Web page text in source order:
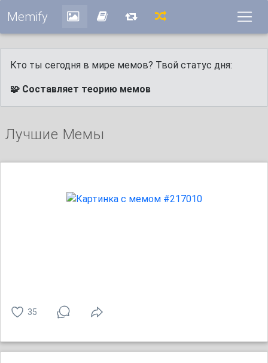
Memify
Кто ты сегодня в мире мемов? Твой статус дня:
🧩 Составляет теорию мемов
Лучшие Мемы
35